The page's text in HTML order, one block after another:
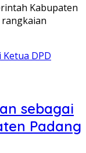
Kabupaten
sebagai
Padang